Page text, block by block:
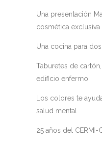
Una presentación
cosmética exclusiva
Una cocina para dos
Taburetes de
edificio enfermo
Los colores te
salud mental
25 años del CERMI-